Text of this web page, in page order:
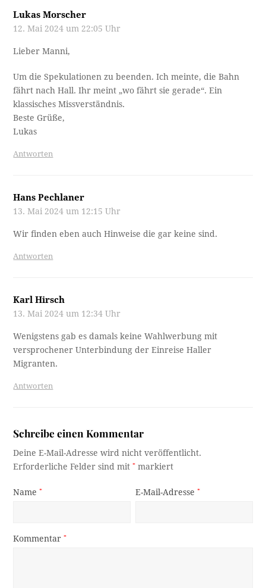
Lukas Morscher
12. Mai 2024 um 22:05 Uhr
Lieber Manni,
Um die Spekulationen zu beenden. Ich meinte, die Bahn
fährt nach Hall. Ihr meint „wo fährt sie gerade“. Ein
klassisches Missverständnis.
Beste Grüße,
Lukas
Antworten
Hans Pechlaner
13. Mai 2024 um 12:15 Uhr
Wir finden eben auch Hinweise die gar keine sind.
Antworten
Karl Hirsch
13. Mai 2024 um 12:34 Uhr
Wenigstens gab es damals keine Wahlwerbung mit
versprochener Unterbindung der Einreise Haller
Migranten.
Antworten
Schreibe einen Kommentar
Deine E-Mail-Adresse wird nicht veröffentlicht.
Erforderliche Felder sind mit* markiert
Name* E-Mail-Adresse*
Kommentar*